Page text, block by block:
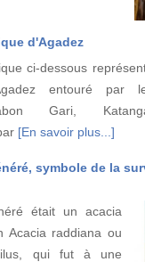
d'Agadez
ci-dessous
entouré par
Gari,
[En savoir plus...]
symbole de la
était un acacia
Acacia raddiana ou
qui fut à une